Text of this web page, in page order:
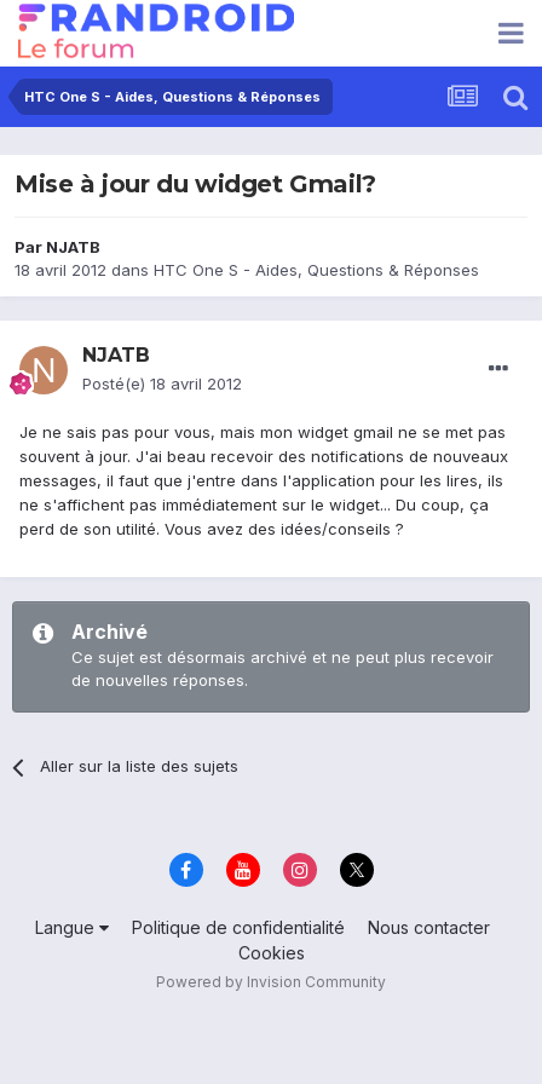
HTC One S - Aides, Questions & Réponses
Mise à jour du widget Gmail?
Par NJATB
18 avril 2012 dans HTC One S - Aides, Questions & Réponses
NJATB
Posté(e) 18 avril 2012
Je ne sais pas pour vous, mais mon widget gmail ne se met pas
souvent à jour. J'ai beau recevoir des notifications de nouveaux
messages, il faut que j'entre dans l'application pour les lires, ils
ne s'affichent pas immédiatement sur le widget... Du coup, ça
perd de son utilité. Vous avez des idées/conseils ?
Archivé
Ce sujet est désormais archivé et ne peut plus recevoir
de nouvelles réponses.
Aller sur la liste des sujets
Langue Politique de confidentialité
Nous contacter
Cookies
Powered by Invision Community